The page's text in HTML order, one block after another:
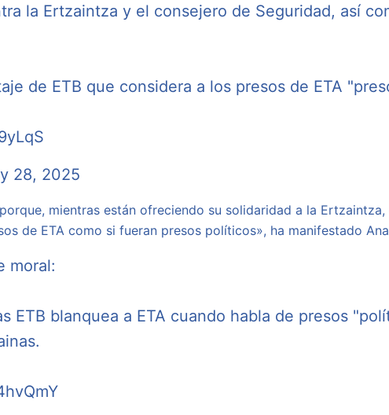
la Ertzaintza y el consejero de Seguridad, así
de ETB que considera a los presos de ETA
28, 2025
mientras están ofreciendo su solidaridad a la
de ETA como si fueran presos políticos», ha manifestado
moral:
ETB blanquea a ETA cuando habla de presos